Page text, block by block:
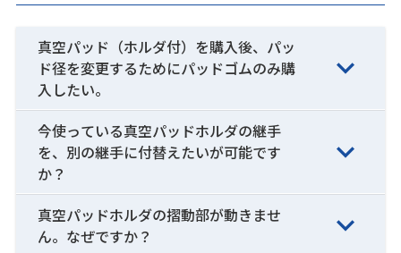
真空パッド（ホルダ付）を購入後、パッ
ド径を変更するためにパッドゴムのみ購
入したい。
今使っている真空パッドホルダの継手
を、別の継手に付替えたいが可能です
か？
真空パッドホルダの摺動部が動きませ
ん。なぜですか？